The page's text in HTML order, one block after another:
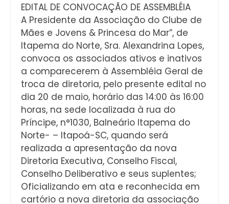
EDITAL DE CONVOCAÇÃO DE ASSEMBLÉIA
A Presidente da Associação do Clube de
Mães e Jovens & Princesa do Mar”, de
Itapema do Norte, Sra. Alexandrina Lopes,
convoca os associados ativos e inativos
a comparecerem à Assembléia Geral de
troca de diretoria, pelo presente edital no
dia 20 de maio, horário das 14:00 às 16:00
horas, na sede localizada à rua do
Príncipe, n°1030, Balneário Itapema do
Norte- – Itapoá-SC, quando será
realizada a apresentação da nova
Diretoria Executiva, Conselho Fiscal,
Conselho Deliberativo e seus suplentes;
Oficializando em ata e reconhecida em
cartório a nova diretoria da associação